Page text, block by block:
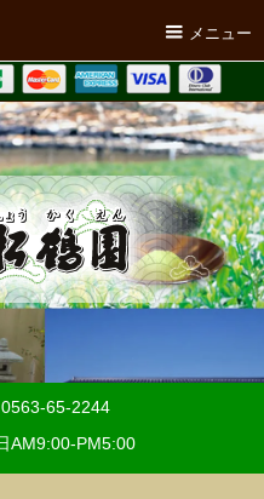
メニュー
65-2244
AM9:00-PM5:00